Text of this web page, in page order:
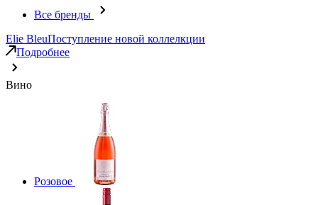
Все бренды
Elie BleuПоступление новой коллелкции
Подробнее
Вино
Розовое